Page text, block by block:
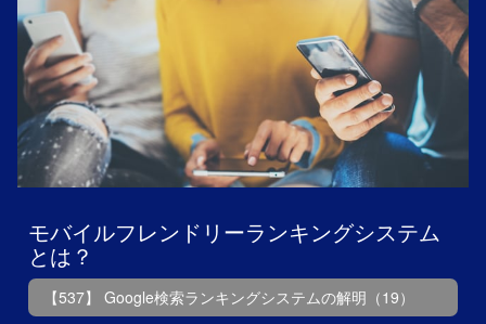
モバイルフレンドリーランキングシステム
とは？
【537】 Google検索ランキングシステムの解明（19）